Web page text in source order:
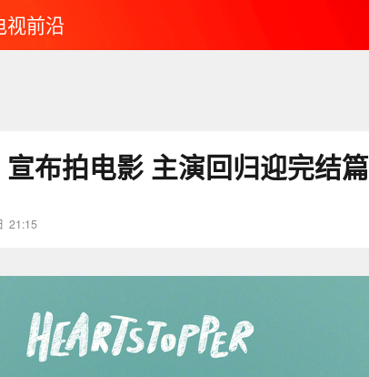
视前沿
宣布拍电影 主演回归迎完结篇
21:15